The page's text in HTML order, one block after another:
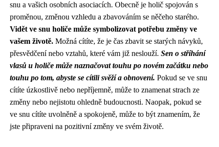
snu a vašich osobních asociacích. Obecně je holič spojován s
proměnou, změnou vzhledu a zbavováním se něčeho starého.
Vidět ve snu holiče může symbolizovat potřebu změny ve
vašem životě. Možná cítíte, že je čas zbavit se starých návyků,
přesvědčení nebo vztahů, které vám již neslouží. Sen o stříhání
vlasů u holiče může naznačovat touhu po novém začátku nebo
touhu po tom, abyste se cítili svěží a obnovení. Pokud se ve snu
cítíte úzkostlivě nebo nepříjemně, může to znamenat strach ze
změny nebo nejistotu ohledně budoucnosti. Naopak, pokud se
ve snu cítíte uvolněně a spokojeně, může to být znamením, že
jste připraveni na pozitivní změny ve svém životě.